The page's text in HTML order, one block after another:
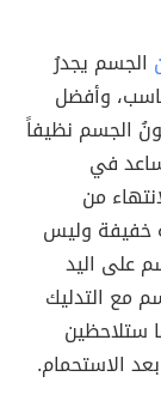
الجسم يجدرُ
وأفضل
الجسم نظيفاً
في
من
خفيفة وليس
على اليد
مع التدليك
ستلاحظين
الاستحمام.